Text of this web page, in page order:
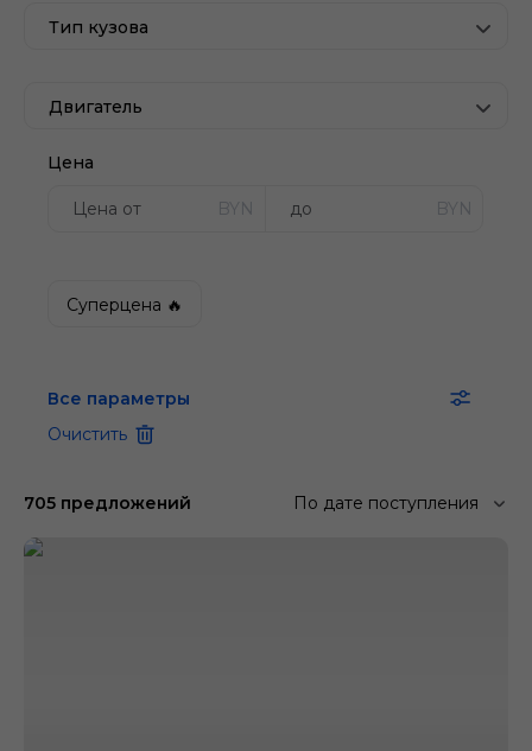
Тип кузова
Двигатель
Цена
BYN BYN
Суперцена 🔥
Все параметры
Очистить
705 предложений По дате поступления